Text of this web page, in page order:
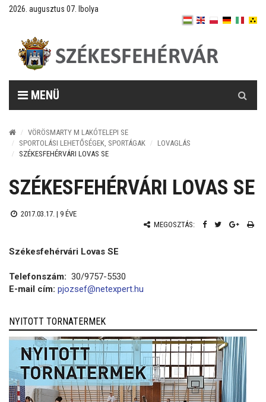
2026. augusztus 07. Ibolya
MENÜ
VÖRÖSMARTY M LAKÓTELEPI SE
SPORTOLÁSI LEHETŐSÉGEK, SPORTÁGAK
LOVAGLÁS
SZÉKESFEHÉRVÁRI LOVAS SE
SZÉKESFEHÉRVÁRI LOVAS SE
2017.03.17. | 9 ÉVE
MEGOSZTÁS:
Székesfehérvári Lovas SE
Telefonszám: 30/9757-5530
E-mail cím: pjozsef@netexpert.hu
NYITOTT TORNATERMEK